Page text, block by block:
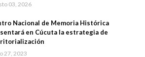
03, 2026
Nacional de Memoria Histórica
en Cúcuta la estrategia de
27, 2023